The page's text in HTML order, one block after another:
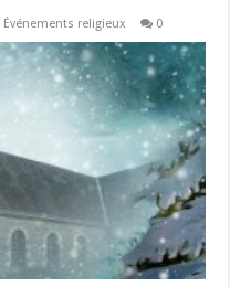
Événements religieux 0